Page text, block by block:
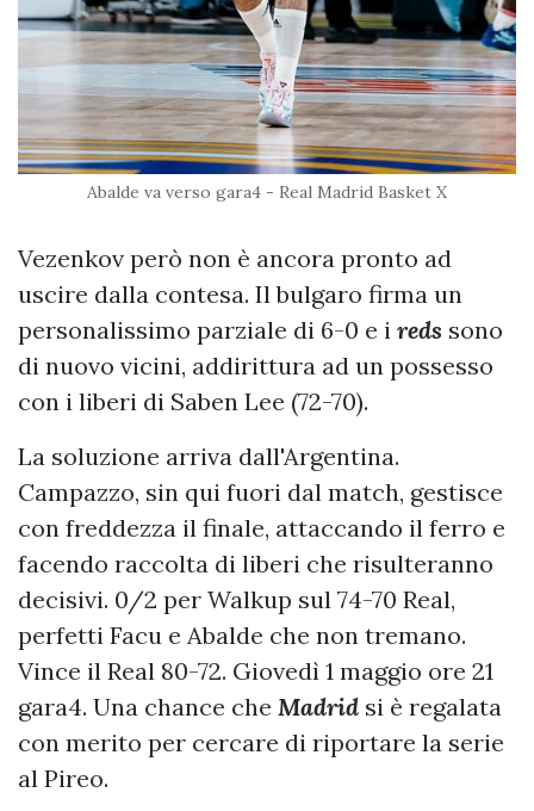
Abalde va verso gara4 - Real Madrid Basket X
Vezenkov però non è ancora pronto ad
uscire dalla contesa. Il bulgaro firma un
personalissimo parziale di 6-0 e i reds sono
di nuovo vicini, addirittura ad un possesso
con i liberi di Saben Lee (72-70).
La soluzione arriva dall'Argentina.
Campazzo, sin qui fuori dal match, gestisce
con freddezza il finale, attaccando il ferro e
facendo raccolta di liberi che risulteranno
decisivi. 0/2 per Walkup sul 74-70 Real,
perfetti Facu e Abalde che non tremano.
Vince il Real 80-72. Giovedì 1 maggio ore 21
gara4. Una chance che Madrid si è regalata
con merito per cercare di riportare la serie
al Pireo.